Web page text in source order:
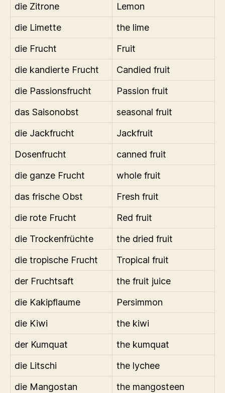
die Zitrone
Lemon
die Limette
the lime
die Frucht
Fruit
die kandierte Frucht
Candied fruit
die Passionsfrucht
Passion fruit
das Saisonobst
seasonal fruit
die Jackfrucht
Jackfruit
Dosenfrucht
canned fruit
die ganze Frucht
whole fruit
das frische Obst
Fresh fruit
die rote Frucht
Red fruit
die Trockenfrüchte
the dried fruit
die tropische Frucht
Tropical fruit
der Fruchtsaft
the fruit juice
die Kakipflaume
Persimmon
die Kiwi
the kiwi
der Kumquat
the kumquat
die Litschi
the lychee
die Mangostan
the mangosteen